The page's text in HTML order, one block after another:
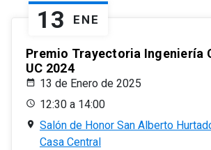
13 ENE
Premio Trayectoria Ingeniería
UC 2024
13 de Enero de 2025
12:30 a 14:00
Salón de Honor San Alberto
Casa Central